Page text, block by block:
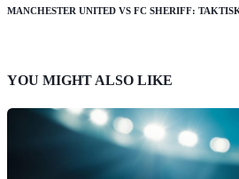
MANCHESTER UNITED VS FC SHERIFF:
YOU MIGHT ALSO LIKE